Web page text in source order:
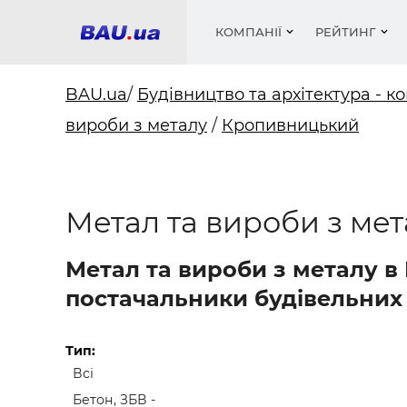
КОМПАНІЇ
Фарби,
РЕЙТИНГ
Фарби,
BAU.ua/ Будівництво та архітектура -
вироби з металу / Кропивницький
Метал та вироби з
Метал та вироби з металу
постачальники будівельних
Тип:
Всі
Бетон, ЗБВ -